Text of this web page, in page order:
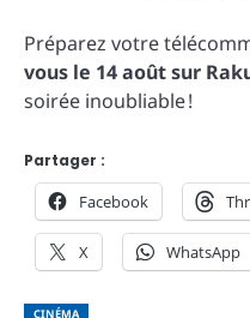
Préparez votre
vous le 14 août sur
soirée inoubliable !
Partager :
Facebook
X WhatsApp
CINÉMA